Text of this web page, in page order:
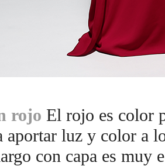
rojo El rojo es color
aportar luz y color a
con capa es muy